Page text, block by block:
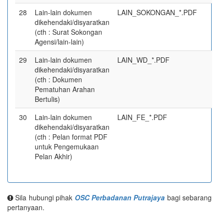
28
Lain-lain dokumen
dikehendaki/disyaratkan
(cth : Surat Sokongan
Agensi/lain-lain)
LAIN_SOKONGAN_*.PDF
29
Lain-lain dokumen
dikehendaki/disyaratkan
(cth : Dokumen
Pematuhan Arahan
Bertulis)
LAIN_WD_*.PDF
30
Lain-lain dokumen
dikehendaki/disyaratkan
(cth : Pelan format PDF
untuk Pengemukaan
Pelan Akhir)
LAIN_FE_*.PDF
Sila hubungi pihak OSC Perbadanan Putrajaya bagi sebarang
pertanyaan.